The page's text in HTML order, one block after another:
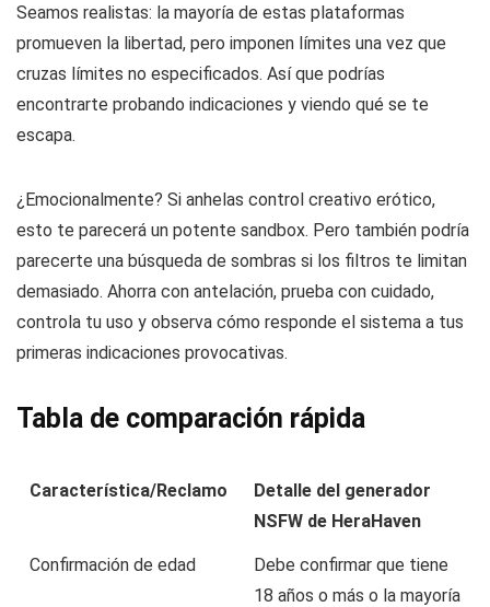
Seamos realistas: la mayoría de estas plataformas
promueven la libertad, pero imponen límites una vez que
cruzas límites no especificados. Así que podrías
encontrarte probando indicaciones y viendo qué se te
escapa.
¿Emocionalmente? Si anhelas control creativo erótico,
esto te parecerá un potente sandbox. Pero también podría
parecerte una búsqueda de sombras si los filtros te limitan
demasiado. Ahorra con antelación, prueba con cuidado,
controla tu uso y observa cómo responde el sistema a tus
primeras indicaciones provocativas.
Tabla de comparación rápida
Característica/Reclamo
Detalle del generador
NSFW de HeraHaven
Confirmación de edad
Debe confirmar que tiene
18 años o más o la mayoría